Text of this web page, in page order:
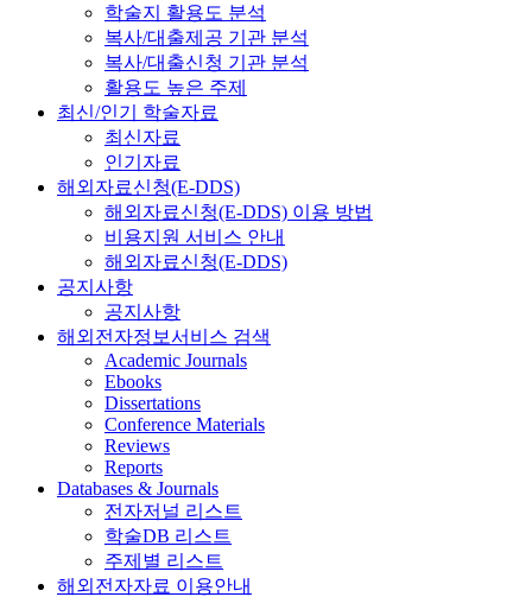
학술지 활용도 분석
복사/대출제공 기관 분석
복사/대출신청 기관 분석
활용도 높은 주제
최신/인기 학술자료
최신자료
인기자료
해외자료신청(E-DDS)
해외자료신청(E-DDS) 이용 방법
비용지원 서비스 안내
해외자료신청(E-DDS)
공지사항
공지사항
해외전자정보서비스 검색
Academic Journals
Ebooks
Dissertations
Conference Materials
Reviews
Reports
Databases & Journals
전자저널 리스트
학술DB 리스트
주제별 리스트
해외전자자료 이용안내